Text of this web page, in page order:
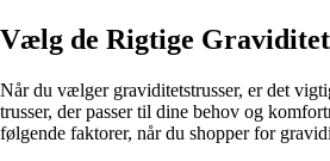
Vælg de Rigtige
Når du vælger graviditetstrusser, er det
trusser, der passer til dine behov og
følgende faktorer, når du shopper for